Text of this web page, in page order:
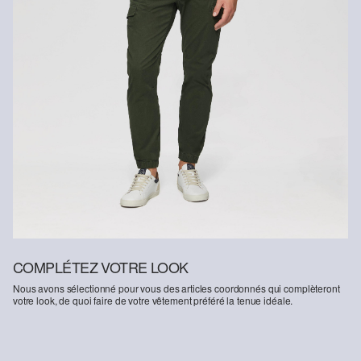
COMPLÉTEZ VOTRE LOOK
Nous avons sélectionné pour vous des articles coordonnés qui complèteront
votre look, de quoi faire de votre vêtement préféré la tenue idéale.